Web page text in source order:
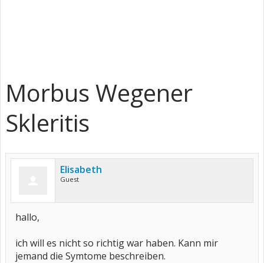
Morbus Wegener
Skleritis
Elisabeth
Guest
hallo,
ich will es nicht so richtig war haben. Kann mir
jemand die Symtome beschreiben.